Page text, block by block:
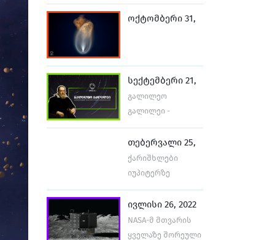
ოქტომბერი 31,
სექტემბერი 21,
2022
გალილეო
გალილეი -
რევოლუციის
საწყისებთან
თებერვალი 25,
2022
ქარიშხლები
იუპიტერზე
ივლისი 26, 2022
NASA-მ მთვარის
ყველაზე შორეული